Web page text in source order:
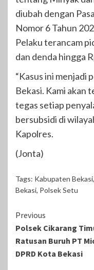
diubah dengan
Nomor 6 Tahun
Pelaku terancam
dan denda hingga
“Kasus ini menjadi
Bekasi. Kami akan
tegas setiap
bersubsidi di
Kapolres.
(Jonta)
Tags: Kabupaten Bekasi,
Bekasi, Polsek Setu
Continue
Reading
Previous
Polsek Cikarang
Ratusan Buruh PT
DPRD Kota Bekasi